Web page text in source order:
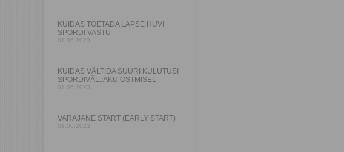
KUIDAS TOETADA LAPSE HUVI
SPORDI VASTU
01.06.2023
KUIDAS VÄLTIDA SUURI KULUTUSI
SPORDIVÄLJAKU OSTMISEL
01.06.2023
VARAJANE START (EARLY START)
01.06.2023